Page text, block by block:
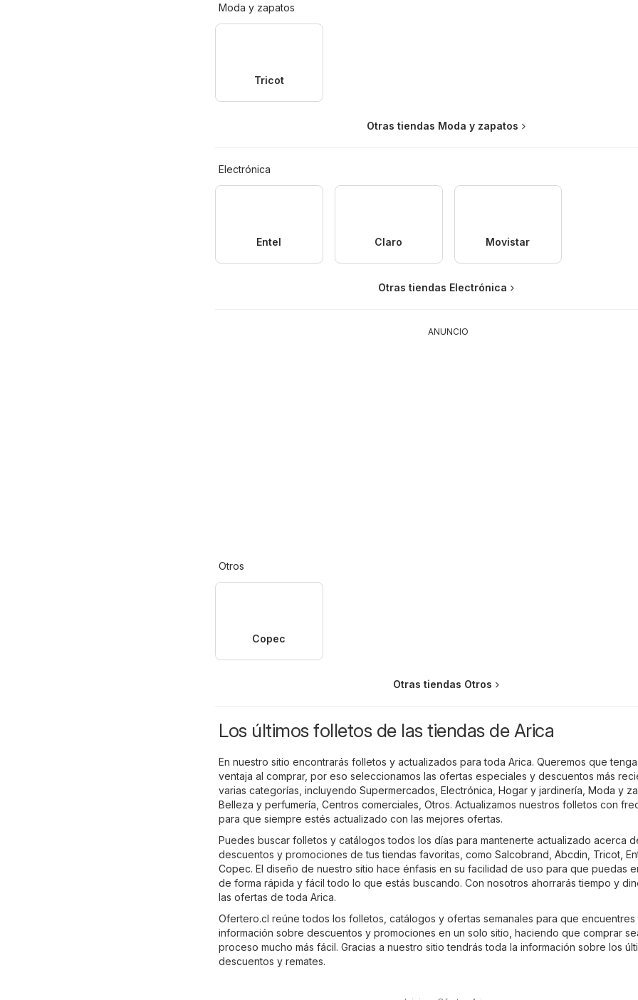
Moda y zapatos
Tricot
Otras tiendas Moda y zapatos
Electrónica
Entel Claro Movistar
Otras tiendas Electrónica
ANUNCIO
Otros
Copec
Otras tiendas Otros
Los últimos folletos de las tiendas de Arica
En nuestro sitio encontrarás folletos y actualizados para toda Arica. Queremos que
ventaja al comprar, por eso seleccionamos las ofertas especiales y descuentos más
varias categorías, incluyendo Supermercados Electrónica Hogar y jardinería Moda y
Belleza y perfumería Centros comerciales Otros. Actualizamos nuestros folletos con
para que siempre estés actualizado con las mejores ofertas.
Puedes buscar folletos y catálogos todos los días para mantenerte actualizado acerca
descuentos y promociones de tus tiendas favoritas, como Salcobrand Abcdin Tricot
Copec. El diseño de nuestro sitio hace énfasis en su facilidad de uso para que puedas
de forma rápida y fácil todo lo que estás buscando. Con nosotros ahorrarás tiempo y
las ofertas de toda Arica.
Ofertero.cl reúne todos los folletos, catálogos y ofertas semanales para que encuentres
información sobre descuentos y promociones en un solo sitio, haciendo que comprar
proceso mucho más fácil. Gracias a nuestro sitio tendrás toda la información sobre los
descuentos y remates.